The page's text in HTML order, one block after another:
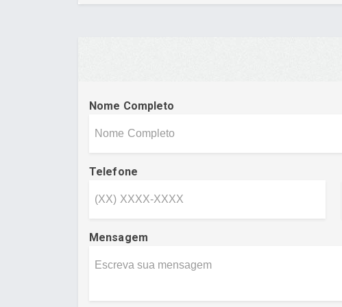
Nome Completo
Telefone
Mensagem